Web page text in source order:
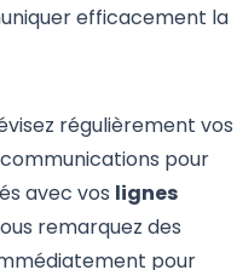
efficacement la
régulièrement vos
pour
avec vos lignes
remarquez des
pour